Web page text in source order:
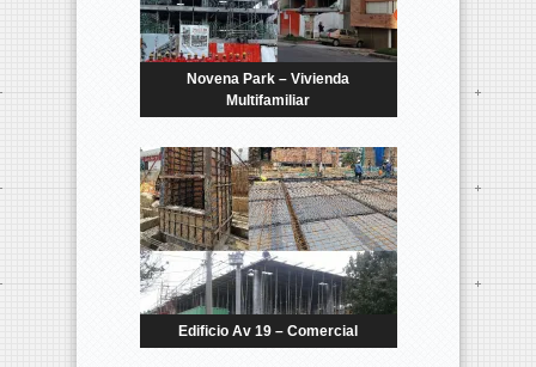
Novena Park – Vivienda
Multifamiliar
Edificio Av 19 – Comercial